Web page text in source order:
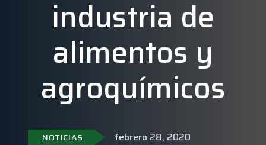
industria de
alimentos y
agroquímicos
NOTICIAS febrero 28, 2020